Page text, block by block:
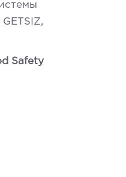
Safety